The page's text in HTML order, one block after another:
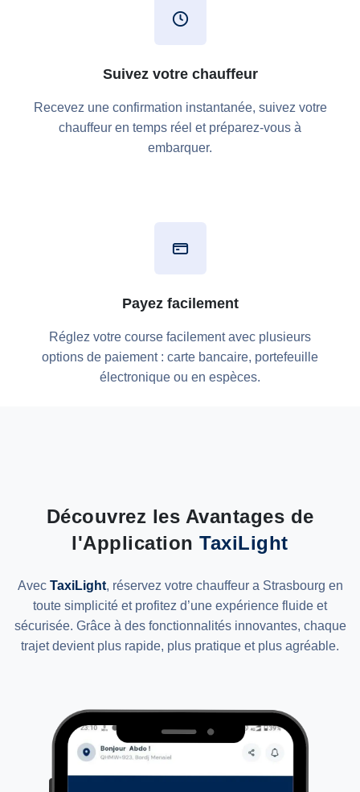
Suivez votre chauffeur
Recevez une confirmation instantanée, suivez votre
chauffeur en temps réel et préparez-vous à
embarquer.
Payez facilement
Réglez votre course facilement avec plusieurs
options de paiement : carte bancaire, portefeuille
électronique ou en espèces.
Découvrez les Avantages de
l'ApplicationTaxiLight
Avec TaxiLight, réservez votre chauffeur a Strasbourg en
toute simplicité et profitez d’une expérience fluide et
sécurisée. Grâce à des fonctionnalités innovantes, chaque
trajet devient plus rapide, plus pratique et plus agréable.